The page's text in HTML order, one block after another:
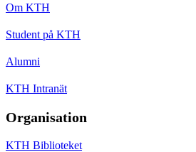
Om KTH
Student på KTH
Alumni
KTH Intranät
Organisation
KTH Biblioteket